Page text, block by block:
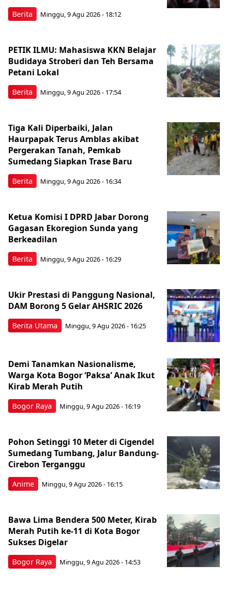
Berita Minggu, 9 Agu 2026 - 18:12
Berita
PETIK ILMU: Mahasiswa KKN Belajar
Budidaya Stroberi dan Teh Bersama
Petani Lokal
Minggu, 9 Agu 2026 - 17:54
Berita
Tiga Kali Diperbaiki, Jalan
Haurpapak Terus Amblas akibat
Pergerakan Tanah, Pemkab
Sumedang Siapkan Trase Baru
Minggu, 9 Agu 2026 - 16:34
Berita
Ketua Komisi I DPRD Jabar Dorong
Gagasan Ekoregion Sunda yang
Berkeadilan
Minggu, 9 Agu 2026 - 16:29
Berita Utama
Ukir Prestasi di Panggung Nasional,
DAM Borong 5 Gelar AHSRIC 2026
Minggu, 9 Agu 2026 - 16:25
Bogor Raya
Demi Tanamkan Nasionalisme,
Warga Kota Bogor ‘Paksa’ Anak Ikut
Kirab Merah Putih
Minggu, 9 Agu 2026 - 16:19
Anime
Pohon Setinggi 10 Meter di Cigendel
Sumedang Tumbang, Jalur Bandung-
Cirebon Terganggu
Minggu, 9 Agu 2026 - 16:15
Bogor Raya
Bawa Lima Bendera 500 Meter, Kirab
Merah Putih ke-11 di Kota Bogor
Sukses Digelar
Minggu, 9 Agu 2026 - 14:53